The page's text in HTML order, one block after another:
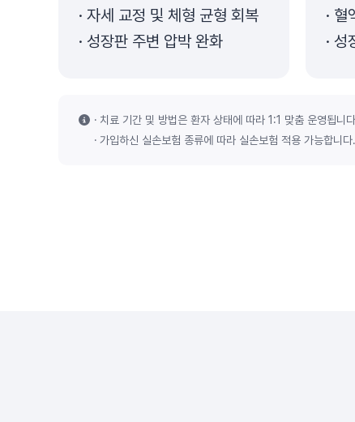
자세 교정 및 체형 균형 회복
성장판 주변 압박 완화
혈
성
치료 기간 및 방법은 환자 상태에 따라 1:1 맞춤 운영됩니
가입하신 실손보험 종류에 따라 실손보험 적용 가능합니다.